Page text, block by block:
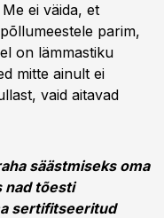
ei väida, et
parim,
on lämmastiku
mitte ainult ei
vaid aitavad
säästmiseks oma
nad tõesti
sertifitseeritud